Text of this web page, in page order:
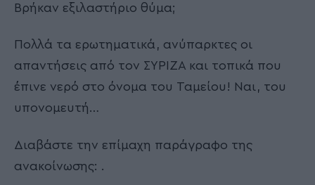
Βρήκαν εξιλαστήριο θύμα;
Πολλά τα ερωτηματικά, ανύπαρκτες οι
απαντήσεις από τον ΣΥΡΙΖΑ και τοπικά που
έπινε νερό στο όνομα του Ταμείου! Ναι, του
υπονομευτή…
Διαβάστε την επίμαχη παράγραφο της
ανακοίνωσης: .